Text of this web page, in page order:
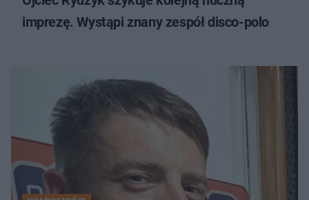
imprezę. Wystąpi znany zespół disco-polo